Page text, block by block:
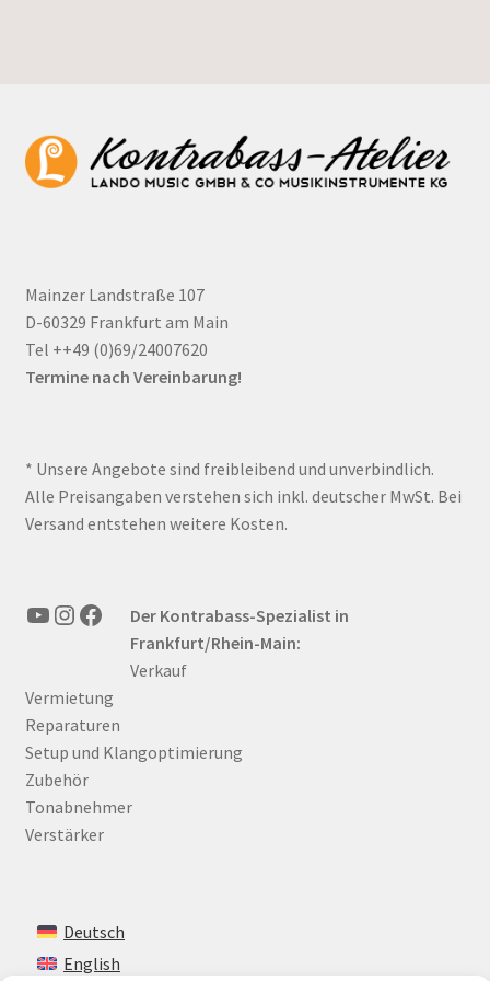
Mainzer Landstraße 107
D-60329 Frankfurt am Main
Tel ++49 (0)69/24007620
Termine nach Vereinbarung!
* Unsere Angebote sind freibleibend und unverbindlich.
Alle Preisangaben verstehen sich inkl. deutscher MwSt. Bei
Versand entstehen weitere Kosten.
YouTube
Instagram
FacebookDer Kontrabass-Spezialist in
Frankfurt/Rhein-Main:
Verkauf
Vermietung
Reparaturen
Setup und Klangoptimierung
Zubehör
Tonabnehmer
Verstärker
Deutsch
English